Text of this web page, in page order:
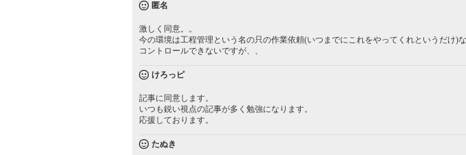
匿名
激しく同意。。
今の環境は工程管理という名の只の作業依頼(いつまでにこれをやってくれというだけ)な
コントロールできないですが、、
けろっピ
記事に同意します。
いつも鋭い視点の記事が多く勉強になります。
応援しております。
たぬき